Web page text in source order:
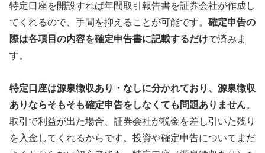
特定口座を開設すれば年間取引報告書を証券会社が作成し
てくれるので、手間を抑えることが可能です。 確定申告の
際は各項目の内容を確定申告書に記載するだけで済みま
す。
特定口座は源泉徴収あり・なしに分かれており、源泉徴収
ありならそもそも確定申告をしなくても問題ありません。
取引で利益が出た場合、証券会社が税金を差し引いた残り
を入金してくれるからです。投資や確定申告についてまだ